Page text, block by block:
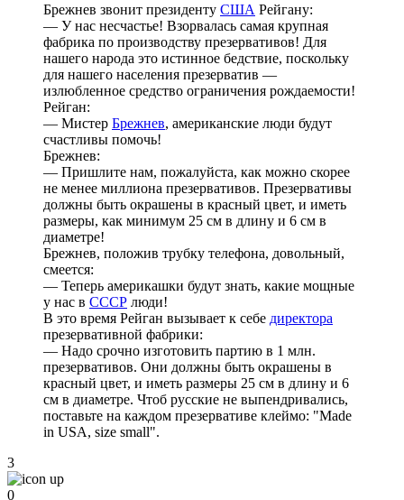
Брежнев звонит президенту США Рейгану:
— У нас несчастье! Взорвалась самая крупная
фабрика по производству презервативов! Для
нашего народа это истинное бедствие, поскольку
для нашего населения презерватив —
излюбленное средство ограничения рождаемости!
Рейган:
— Мистер Брежнев, американские люди будут
счастливы помочь!
Брежнев:
— Пришлите нам, пожалуйста, как можно скорее
не менее миллиона презервативов. Презервативы
должны быть окрашены в красный цвет, и иметь
размеры, как минимум 25 см в длину и 6 см в
диаметре!
Брежнев, положив трубку телефона, довольный,
смеется:
— Теперь америкашки будут знать, какие мощные
у нас в СССР люди!
В это время Рейган вызывает к себе директора
презервативной фабрики:
— Надо срочно изготовить партию в 1 млн.
презервативов. Они должны быть окрашены в
красный цвет, и иметь размеры 25 см в длину и 6
см в диаметре. Чтоб русские не выпендривались,
поставьте на каждом презервативе клеймо: "Made
in USA, size small".
3
0